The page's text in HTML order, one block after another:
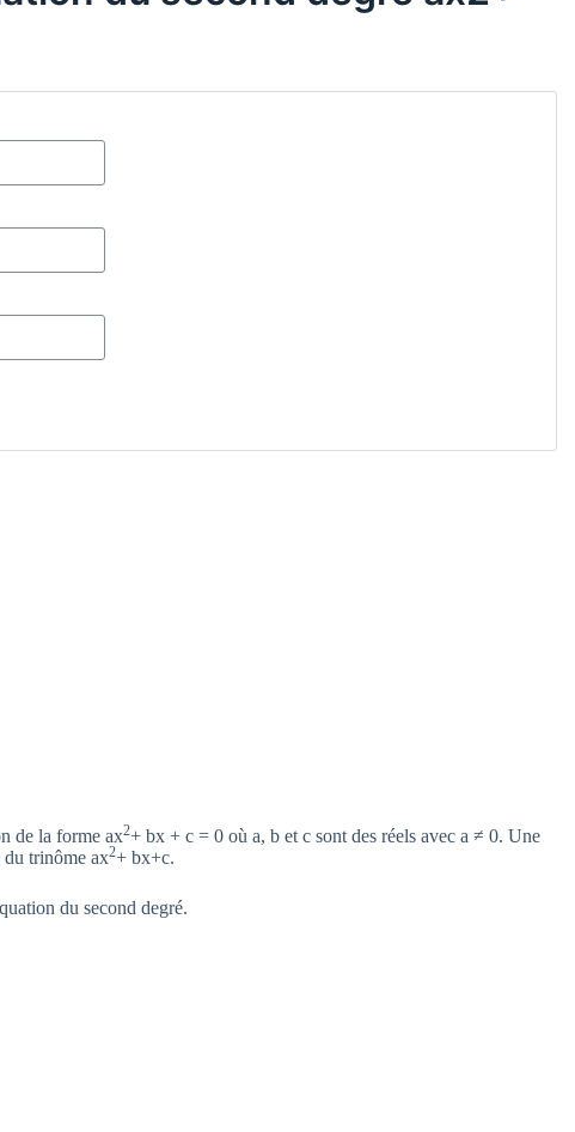
de la forme ax2+ bx + c = 0 où a, b et c sont des réels avec a ≠ 0. Une
du trinôme ax2+ bx+c.
du second degré.